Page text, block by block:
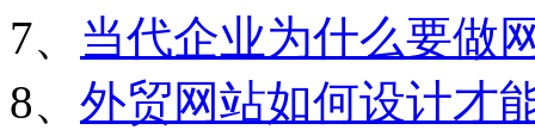
7、 当代企业为什么要做
8、 外贸网站如何设计才